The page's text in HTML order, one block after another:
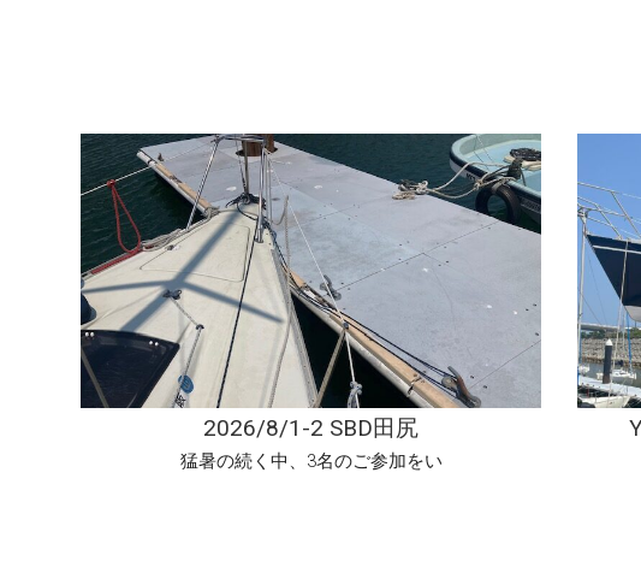
2026/8/1-2 SBD田尻
猛暑の続く中、3名のご参加をい